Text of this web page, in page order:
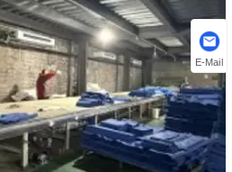
E-Mail